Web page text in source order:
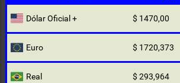
Dólar Oficial + $ 1470,00
Euro $ 1720,373
Real $ 293,964